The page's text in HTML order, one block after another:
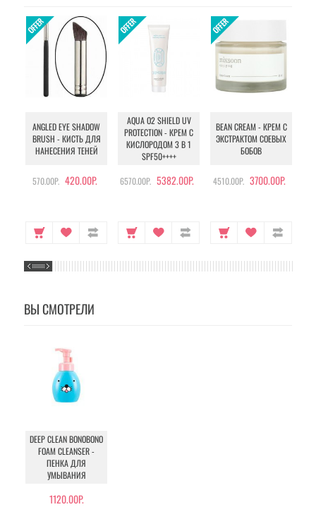
ANGLED EYE SHADOW
BRUSH - КИСТЬ ДЛЯ
НАНЕСЕНИЯ ТЕНЕЙ
570.00Р. 420.00Р.
AQUA O2 SHIELD UV
PROTECTION - КРЕМ С
КИСЛОРОДОМ 3 В 1
SPF50++++
6570.00Р. 5382.00Р.
BEAN CREAM - КРЕМ С
ЭКСТРАКТОМ СОЕВЫХ
БОБОВ
4510.00Р. 3700.00Р.
ВЫ СМОТРЕЛИ
DEEP CLEAN BONOBONO
FOAM CLEANSER -
ПЕНКА ДЛЯ
УМЫВАНИЯ
1120.00Р.